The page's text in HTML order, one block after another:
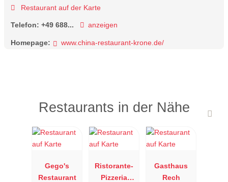
Restaurant auf der Karte
Telefon: +49 688... anzeigen
Homepage: www.china-restaurant-krone.de/
Restaurants in der Nähe
Gego's
Restaurant
Ristorante-
Pizzeria
Gasthaus
Rech